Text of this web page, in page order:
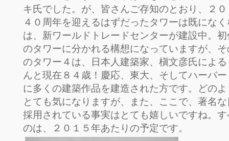
キ氏でした。が、皆さんご存知のとおり、２
４０周年を迎えるはずだったタワーは既にな
は、新ワールドトレードセンターが建設中。
のタワーに分かれる構想になっていますが、
のタワー４は、日本人建築家、槇文彦氏によ
んと現在８４歳！慶応、東大、そしてハーバ
に多くの建築作品を建造された方です。どの
とても気になりますが、また、ここで、著名
採用されている事実はとても嬉しいですね。
のは、２０１５年あたりの予定です。